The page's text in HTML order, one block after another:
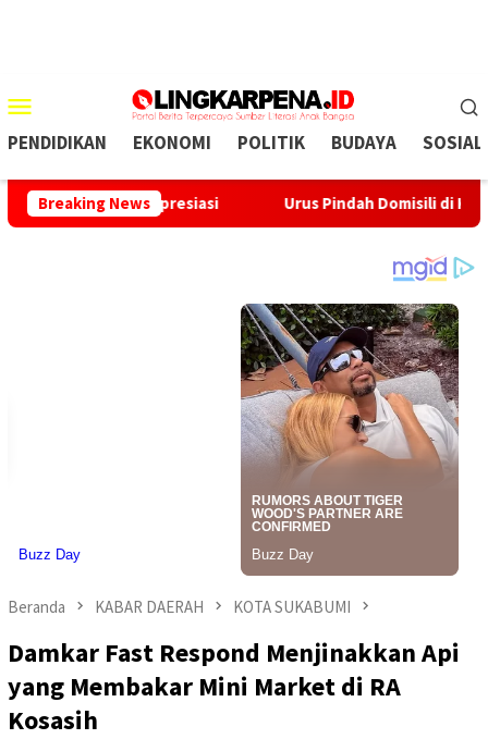
Mobile
PENDIDIKAN EKONOMI POLITIK BUDAYA SOSIAL
Breaking News
Apresiasi Urus Pindah Domisili di Kabupaten
Beranda KABAR DAERAH KOTA SUKABUMI
Damkar Fast Respond Menjinakkan Api
yang Membakar Mini Market di RA
Kosasih